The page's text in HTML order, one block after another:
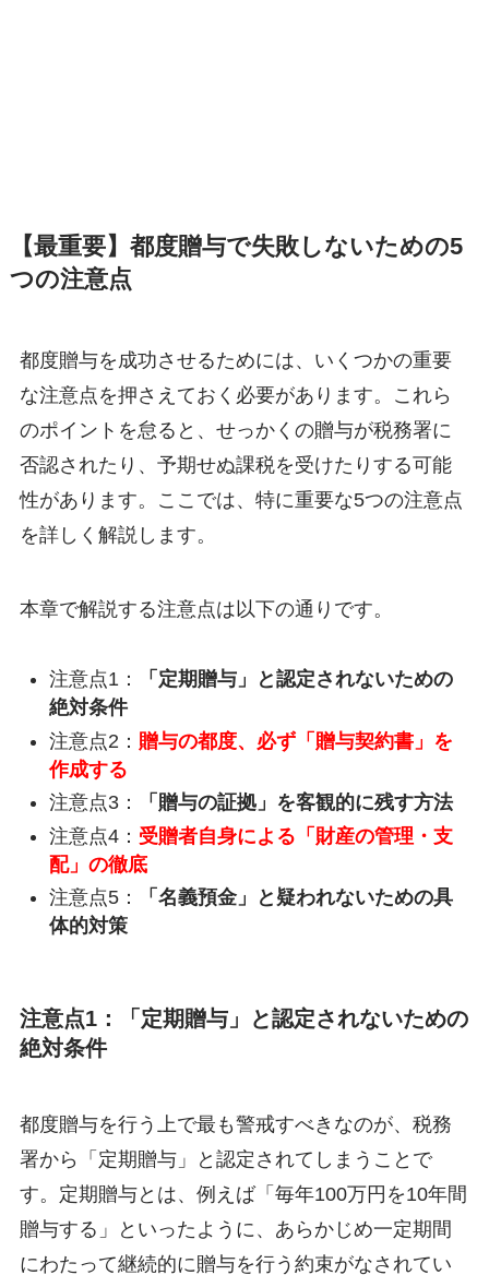
【最重要】都度贈与で失敗しないための5
つの注意点
都度贈与を成功させるためには、いくつかの重要
な注意点を押さえておく必要があります。これら
のポイントを怠ると、せっかくの贈与が税務署に
否認されたり、予期せぬ課税を受けたりする可能
性があります。ここでは、特に重要な5つの注意点
を詳しく解説します。
本章で解説する注意点は以下の通りです。
注意点1：
「定期贈与」と認定されないための
絶対条件
注意点2： 贈与の都度、必ず「贈与契約書」を
作成する
注意点3：
「贈与の証拠」を客観的に残す方法
注意点4： 受贈者自身による「財産の管理・支
配」の徹底
注意点5：
「名義預金」と疑われないための具
体的対策
注意点1：「定期贈与」と認定されないための
絶対条件
都度贈与を行う上で最も警戒すべきなのが、税務
署から「定期贈与」と認定されてしまうことで
す。定期贈与とは、例えば「毎年100万円を10年間
贈与する」といったように、あらかじめ一定期間
にわたって継続的に贈与を行う約束がなされてい